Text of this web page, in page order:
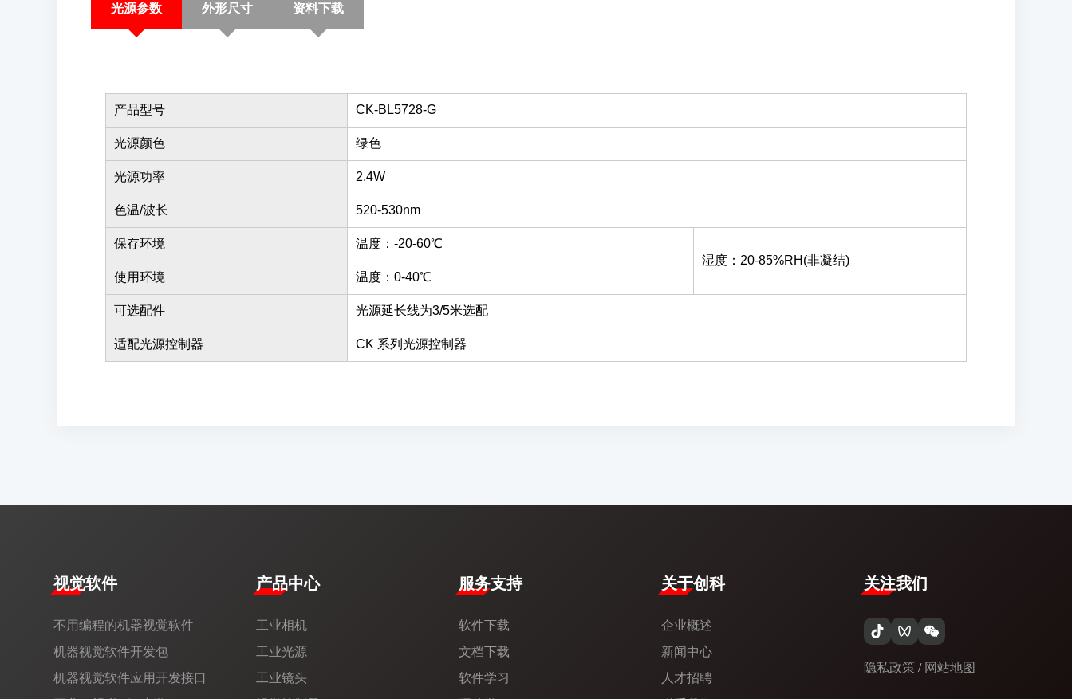
光源参数 外形尺寸 资料下载
产品型号 CK-BL5728-G
光源颜色 绿色
光源功率 2.4W
色温/波长 520-530nm
保存环境
温度：-20-60℃
湿度：20-85%RH(非凝结)
使用环境
温度：0-40℃
可选配件 光源延长线为3/5米选配
适配光源控制器 CK 系列光源控制器
视觉软件
不用编程的机器视觉软件
机器视觉软件开发包
机器视觉软件应用开发接口
产品中心
工业相机
工业光源
工业镜头
服务支持
软件下载
文档下载
软件学习
​关于创科​
企业概述
新闻中心​
人才招聘
关注我们
隐私政策 / 网站地图